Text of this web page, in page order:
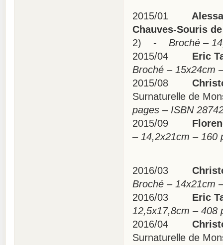
2015/01
Chauves-Souris
2) - Broché –
2015/04
Eric
Broché – 15x24cm
2015/08
Surnaturelle de
pages – ISBN
2015/09
– 14,2x21cm –
2016/03
Broché – 14x21cm
2016/03
Eric
12,5x17,8cm –
2016/04
Surnaturelle de